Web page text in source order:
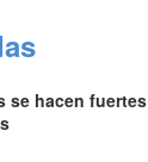
se hacen fuertes